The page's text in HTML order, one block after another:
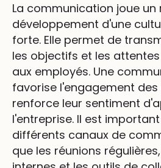
La communication joue un
développement d'une
forte. Elle permet de
les objectifs et les
aux employés. Une
favorise l'engagement
renforce leur sentiment
l'entreprise. Il est
différents canaux de
que les réunions